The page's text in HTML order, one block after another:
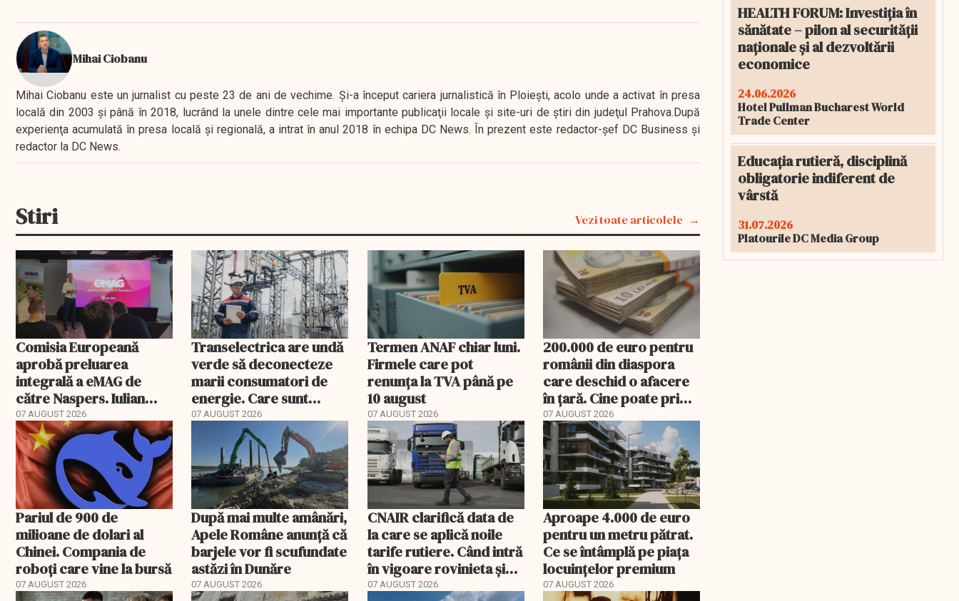
Mihai Ciobanu
Mihai Ciobanu este un jurnalist cu peste 23 de ani de vechime. Şi-a început cariera jurnalistică în Ploieşti, acolo unde a activat în presa
locală din 2003 şi până în 2018, lucrând la unele dintre cele mai importante publicaţii locale şi site-uri de ştiri din judeţul Prahova.După
experienţa acumulată în presa locală şi regională, a intrat în anul 2018 în echipa DC News. În prezent este redactor-şef DC Business şi
redactor la DC News.
Stiri Vezi toate articolele
Comisia Europeană
aprobă preluarea
integrală a eMAG de
către Naspers. Iulian
Stanciu iese din
acționariat
07 AUGUST 2026
Transelectrica are undă
verde să deconecteze
marii consumatori de
energie. Care sunt
condițiile
07 AUGUST 2026
Termen ANAF chiar luni.
Firmele care pot
renunța la TVA până pe
10 august
07 AUGUST 2026
200.000 de euro pentru
românii din diaspora
care deschid o afacere
în țară. Cine poate primi
banii și ce trebuie
rambursat
07 AUGUST 2026
Pariul de 900 de
milioane de dolari al
Chinei. Compania de
roboți care vine la bursă
07 AUGUST 2026
După mai multe amânări,
Apele Române anunță că
barjele vor fi scufundate
astăzi în Dunăre
07 AUGUST 2026
CNAIR clarifică data de
la care se aplică noile
tarife rutiere. Când intră
în vigoare rovinieta și
TollRo
07 AUGUST 2026
Aproape 4.000 de euro
pentru un metru pătrat.
Ce se întâmplă pe piața
locuințelor premium
07 AUGUST 2026
HEALTH FORUM: Investiția în
sănătate – pilon al securității
naționale și al dezvoltării
economice
24.06.2026
Hotel Pullman Bucharest World
Trade Center
Educația rutieră, disciplină
obligatorie indiferent de
vârstă
31.07.2026
Platourile DC Media Group